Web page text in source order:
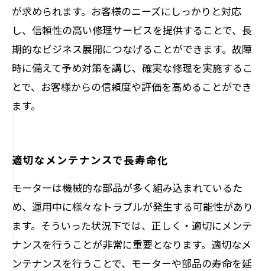
が求められます。お客様のニーズにしっかりと対応
し、信頼性の高い修理サービスを提供することで、長
期的なビジネス展開につなげることができます。故障
時に備えて予め対策を講じ、確実な修理を実施するこ
とで、お客様からの信頼度や評価を高めることができ
ます。
適切なメンテナンスで長寿命化
モーターは機械的な部品が多く組み込まれているた
め、運用中に様々なトラブルが発生する可能性があり
ます。そういった状況下では、正しく・適切にメンテ
ナンスを行うことが非常に重要となります。適切なメ
ンテナンスを行うことで、モーターや部品の寿命を延